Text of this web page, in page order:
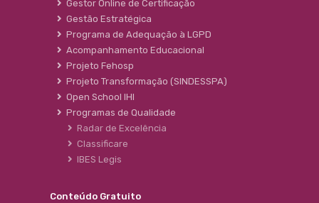
Gestor Online de Certificação
Gestão Estratégica
Programa de Adequação à LGPD
Acompanhamento Educacional
Projeto Fehosp
Projeto Transformação (SINDESSPA)
Open School IHI
Programas de Qualidade
Radar de Excelência
Classificare
IBES Legis
Conteúdo Gratuito